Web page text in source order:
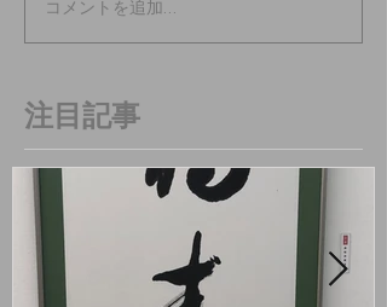
コメントを追加…
注目記事